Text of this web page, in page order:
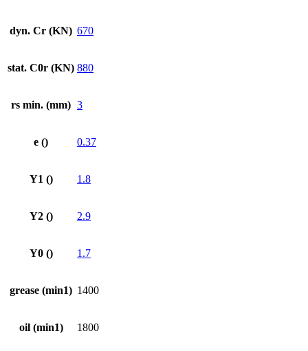
dyn. Cr (KN) 670
stat. C0r (KN) 880
rs min. (mm) 3
e () 0.37
Y1 () 1.8
Y2 () 2.9
Y0 () 1.7
grease (min1) 1400
oil (min1) 1800